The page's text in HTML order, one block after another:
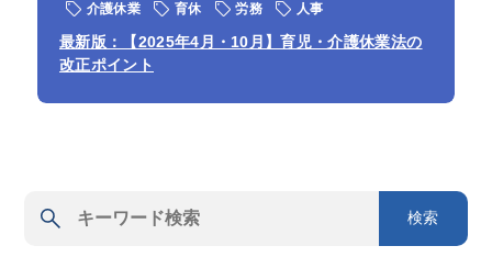
介護休業 育休 労務 人事
最新版：【2025年4月・10月】育児・介護休業法の
改正ポイント
検索